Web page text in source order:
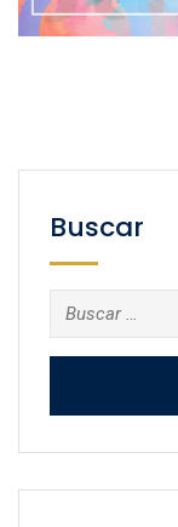
Buscar
Buscar: